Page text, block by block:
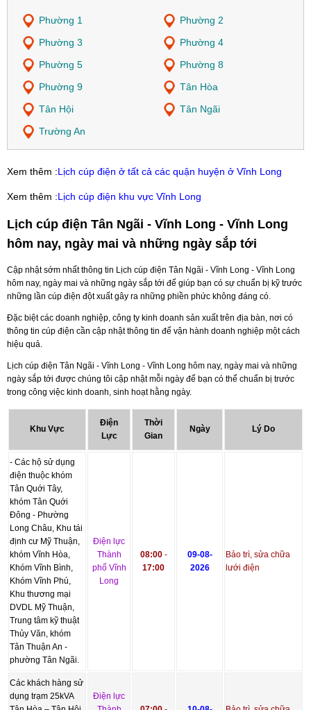
Phường 1
Phường 2
Phường 3
Phường 4
Phường 5
Phường 8
Phường 9
Tân Hòa
Tân Hội
Tân Ngãi
Trường An
Xem thêm :Lịch cúp điện ở tất cả các quận huyện ở Vĩnh Long
Xem thêm :Lịch cúp điện khu vực Vĩnh Long
Lịch cúp điện Tân Ngãi - Vĩnh Long - Vĩnh Long
hôm nay, ngày mai và những ngày sắp tới
Cập nhật sớm nhất thông tin Lịch cúp điện Tân Ngãi - Vĩnh Long - Vĩnh Long
hôm nay, ngày mai và những ngày sắp tới để giúp bạn có sự chuẩn bị kỹ trước
những lần cúp điện đột xuất gây ra những phiền phức không đáng có.
Đặc biệt các doanh nghiệp, công ty kinh doanh sản xuất trên địa bàn, nơi có
thông tin cúp điện cần cập nhật thông tin để vận hành doanh nghiệp một cách
hiệu quả.
Lịch cúp điện Tân Ngãi - Vĩnh Long - Vĩnh Long hôm nay, ngày mai và những
ngày sắp tới được chúng tôi cập nhật mỗi ngày để bạn có thể chuẩn bị trước
trong công việc kinh doanh, sinh hoạt hằng ngày.
Khu Vực
Điện
Lực
Thời
Gian
Ngày Lý Do
- Các hộ sử dụng
điện thuộc khóm
Tân Quới Tây,
khóm Tân Quới
Đông - Phường
Long Châu, Khu tái
định cư Mỹ Thuận,
khóm Vĩnh Hòa,
Khóm Vĩnh Bình,
Khóm Vĩnh Phú,
Khu thương mại
DVDL Mỹ Thuận,
Trung tâm kỹ thuật
Thủy Văn, khóm
Tân Thuận An -
phường Tân Ngãi.
Điện lực
Thành
phố Vĩnh
Long
08:00-
17:00
09-08-
2026
Bảo trì, sửa chữa
lưới điện
Các khách hàng sử
dụng trạm 25kVA
Điện lực